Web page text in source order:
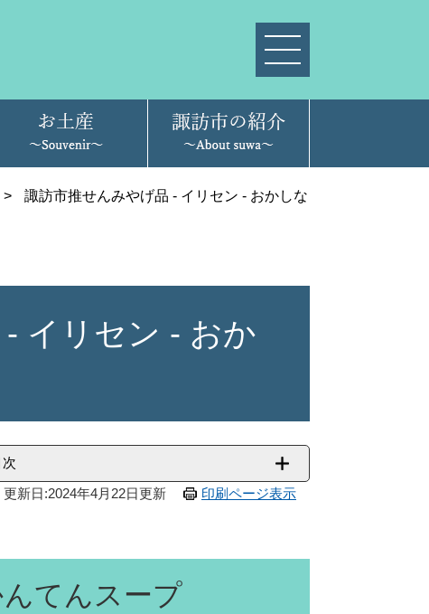
>
諏訪市推せんみやげ品 - イリセン - おかしな
イリセン - おか
更新日:2024年4月22日更新 印刷ページ表示
てんスープ